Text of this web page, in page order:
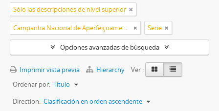
Sólo las descripciones de nivel superior
Campanha Nacional de Aperfeiçoamento de Pessoal de Nível Superior (CAPES) Serie
Opciones avanzadas de búsqueda
Imprimir vista previa Hierarchy
Ver :
Ordenar por: Título
Direction: Clasificación en orden ascendente